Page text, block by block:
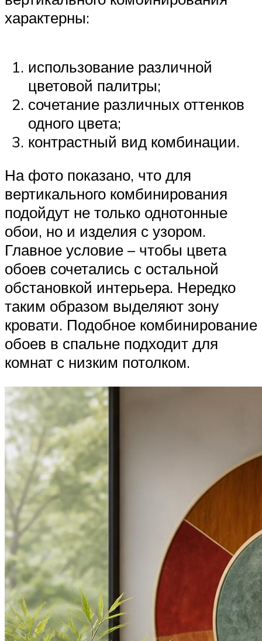
характерны:
использование различной
цветовой палитры;
сочетание различных оттенков
одного цвета;
контрастный вид комбинации.
На фото показано, что для
вертикального комбинирования
подойдут не только однотонные
обои, но и изделия с узором.
Главное условие – чтобы цвета
обоев сочетались с остальной
обстановкой интерьера. Нередко
таким образом выделяют зону
кровати. Подобное комбинирование
обоев в спальне подходит для
комнат с низким потолком.